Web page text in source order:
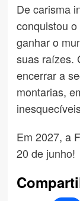
De carisma
conquistou
ganhar o
suas raízes.
encerrar a
montarias,
Em 2027, a
20 de junho!